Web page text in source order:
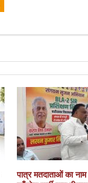
पात्र मतदाताओं का